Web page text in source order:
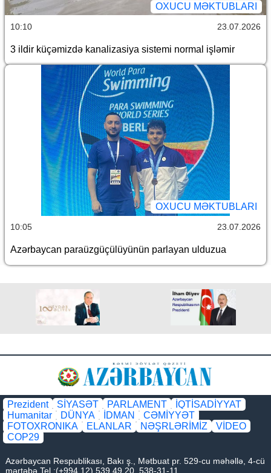
OXUCU MƏKTUBLARI
10:10 23.07.2026
3 ildir küçəmizdə kanalizasiya sistemi normal işləmir
OXUCU MƏKTUBLARI
10:05 23.07.2026
Azərbaycan paraüzgüçülüyünün parlayan ulduzua
Prezident SİYASƏT PARLAMENT
İQTİSADİYYAT
Humanitar
DÜNYA İDMAN
CƏMİYYƏT
FOTOXRONIKA
ELANLAR NƏŞRLƏRİMİZ
VİDEO
COP29
Azərbaycan Respublikası, Bakı ş., Mətbuat pr. 529-cu məhəllə, 4-cü
mərtəbə Tel.:(+994 12) 539 49 20, 538-31-11